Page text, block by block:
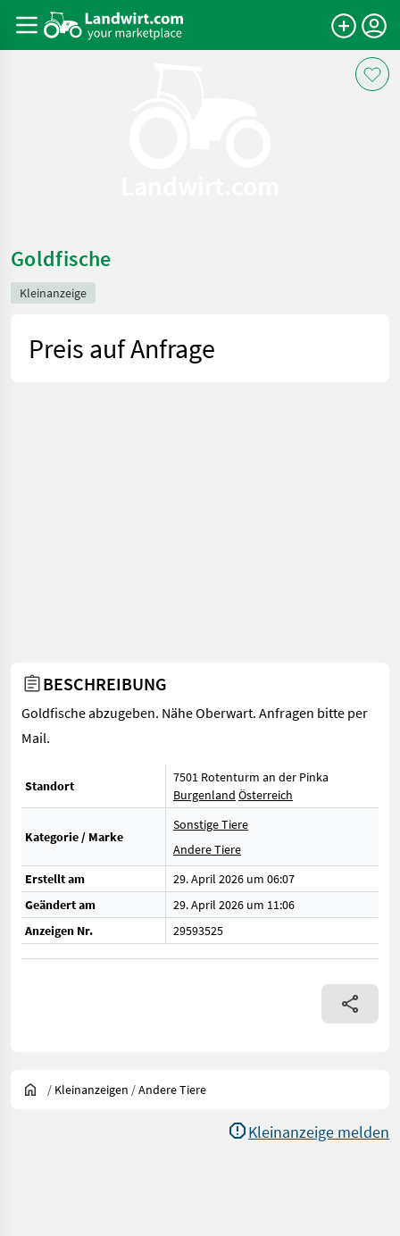
Goldfische
Kleinanzeige
Preis auf Anfrage
BESCHREIBUNG
Goldfische abzugeben. Nähe Oberwart. Anfragen bitte per
Mail.
Standort
7501 Rotenturm an der Pinka
Burgenland Österreich
Kategorie / Marke
Sonstige Tiere
Andere Tiere
Erstellt am
29. April 2026 um 06:07
Geändert am
29. April 2026 um 11:06
Anzeigen Nr.
29593525
/ Kleinanzeigen /Andere Tiere
Kleinanzeige melden